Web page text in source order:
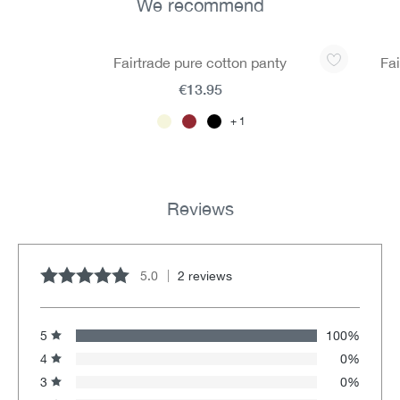
We recommend
Fairtrade pure cotton panty
1
€13.95
Reviews
Average rating of 5 out of 5 stars
5.0 2 reviews
5
100%
4
0%
3
0%